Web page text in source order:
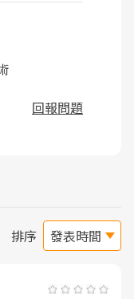
回報問題
排序